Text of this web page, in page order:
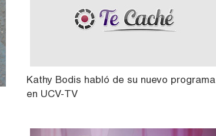
Kathy Bodis habló de su nuevo programa
en UCV-TV